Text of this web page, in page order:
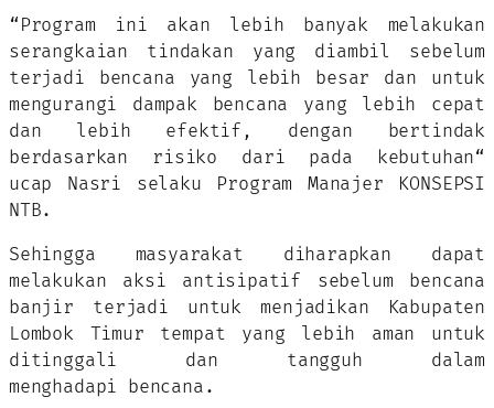
“Program ini akan lebih banyak melakukan
serangkaian tindakan yang diambil sebelum
terjadi bencana yang lebih besar dan untuk
mengurangi dampak bencana yang lebih cepat
dan lebih efektif, dengan bertindak
berdasarkan risiko dari pada kebutuhan“
ucap Nasri selaku Program Manajer KONSEPSI
NTB.
Sehingga masyarakat diharapkan dapat
melakukan aksi antisipatif sebelum bencana
banjir terjadi untuk menjadikan Kabupaten
Lombok Timur tempat yang lebih aman untuk
ditinggali dan tangguh dalam
menghadapi bencana.